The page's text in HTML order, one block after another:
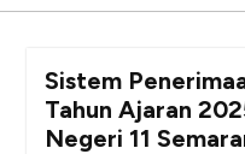
Sistem
Tahun Ajaran
Negeri 11